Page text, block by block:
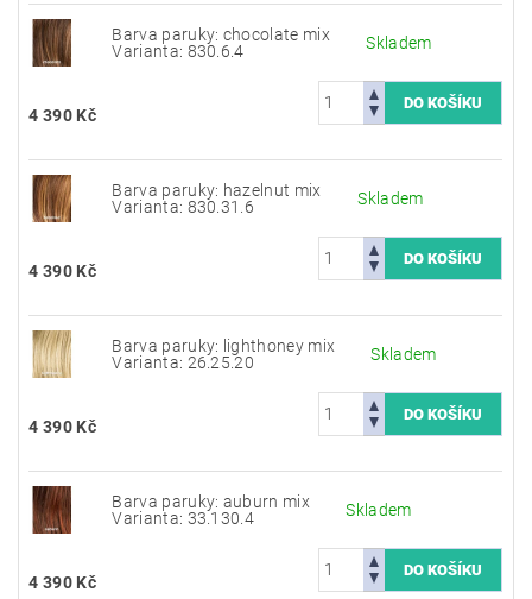
Barva paruky: chocolate mix
Varianta: 830.6.4
Skladem
4 390 Kč
Barva paruky: hazelnut mix
Varianta: 830.31.6
Skladem
4 390 Kč
Barva paruky: lighthoney mix
Varianta: 26.25.20
Skladem
4 390 Kč
Barva paruky: auburn mix
Varianta: 33.130.4
Skladem
4 390 Kč